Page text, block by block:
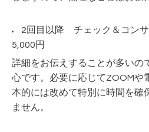
2回目以降 チェック＆コン
5,000円
詳細をお伝えすることが多いの
心です。必要に応じてZOOMや
本的には改めて特別に時間を確
ません。